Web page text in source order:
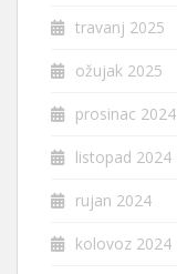
travanj 2025
ožujak 2025
prosinac 2024
listopad 2024
rujan 2024
kolovoz 2024